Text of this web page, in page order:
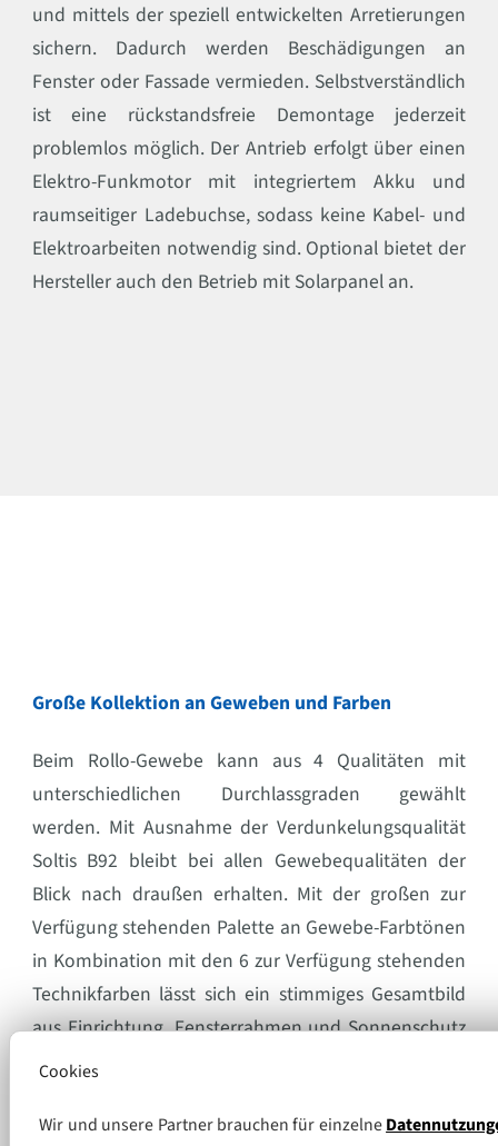
und mittels der speziell entwickelten Arretierungen
sichern. Dadurch werden Beschädigungen an
Fenster oder Fassade vermieden. Selbstverständlich
ist eine rückstandsfreie Demontage jederzeit
problemlos möglich. Der Antrieb erfolgt über einen
Elektro-Funkmotor mit integriertem Akku und
raumseitiger Ladebuchse, sodass keine Kabel- und
Elektroarbeiten notwendig sind. Optional bietet der
Hersteller auch den Betrieb mit Solarpanel an.
Große Kollektion an Geweben und Farben
Beim Rollo-Gewebe kann aus 4 Qualitäten mit
unterschiedlichen Durchlassgraden gewählt
werden. Mit Ausnahme der Verdunkelungsqualität
Soltis B92 bleibt bei allen Gewebequalitäten der
Blick nach draußen erhalten. Mit der großen zur
Verfügung stehenden Palette an Gewebe-Farbtönen
in Kombination mit den 6 zur Verfügung stehenden
Technikfarben lässt sich ein stimmiges Gesamtbild
aus Einrichtung, Fensterrahmen und Sonnenschutz
erzeugen. Das Insektenschutzgewebe steht in 4
Cookies
Wir und unsere Partner brauchen für einzelne